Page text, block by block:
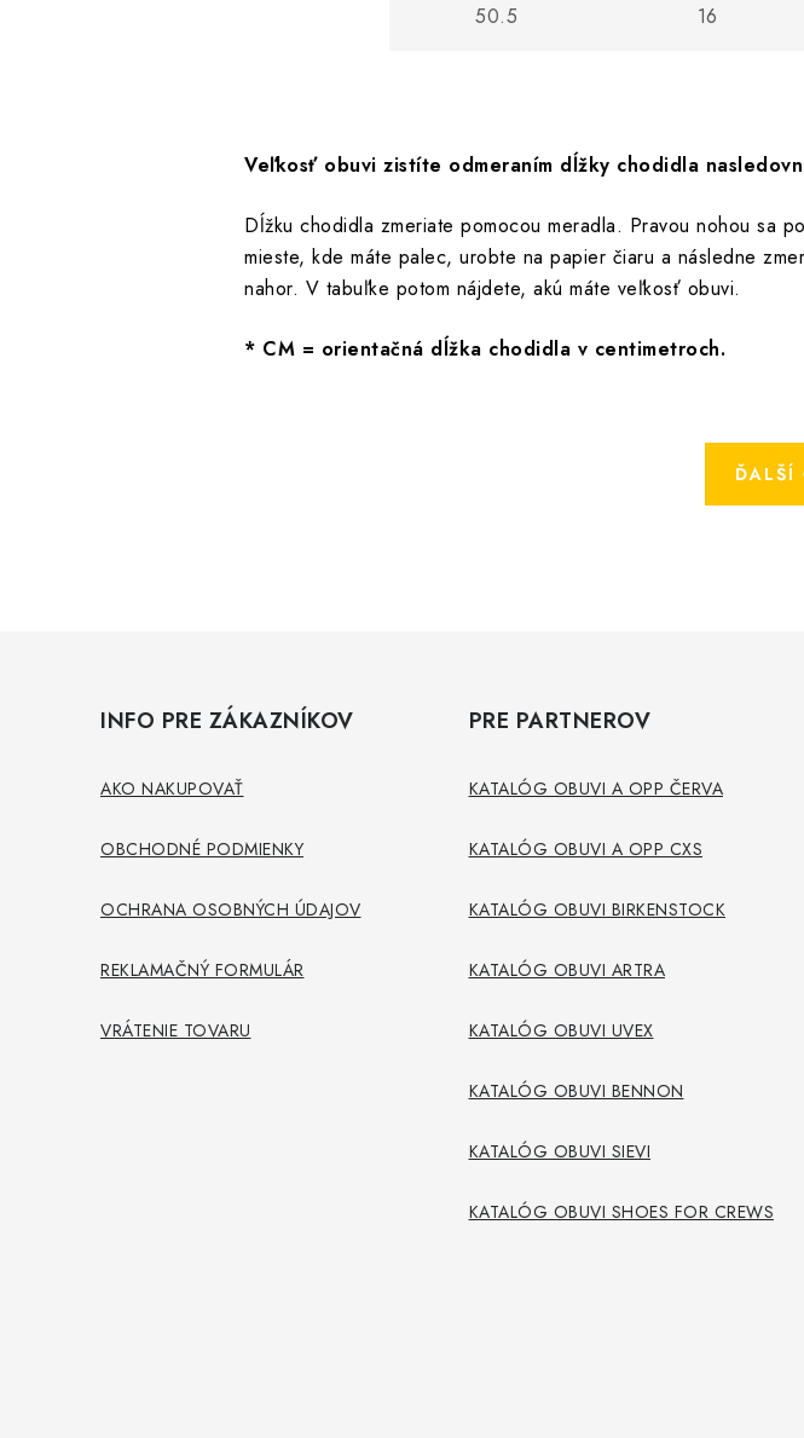
50.5 16
Veľkosť obuvi zistíte odmeraním dĺžky chodidla
Dĺžku chodidla zmeriate pomocou meradla. Pravou nohou sa
mieste, kde máte palec, urobte na papier čiaru a následne
nahor. V tabuľke potom nájdete, akú máte veľkosť obuvi.
* CM = orientačná dĺžka chodidla v centimetroch.
ĎALŠÍ
INFO PRE ZÁKAZNÍKOV
AKO NAKUPOVAŤ
OBCHODNÉ PODMIENKY
OCHRANA OSOBNÝCH ÚDAJOV
REKLAMAČNÝ FORMULÁR
VRÁTENIE TOVARU
PRE PARTNEROV
KATALÓG OBUVI A OPP ČERVA
KATALÓG OBUVI A OPP CXS
KATALÓG OBUVI BIRKENSTOCK
KATALÓG OBUVI ARTRA
KATALÓG OBUVI UVEX
KATALÓG OBUVI BENNON
KATALÓG OBUVI SIEVI
KATALÓG OBUVI SHOES FOR CREWS